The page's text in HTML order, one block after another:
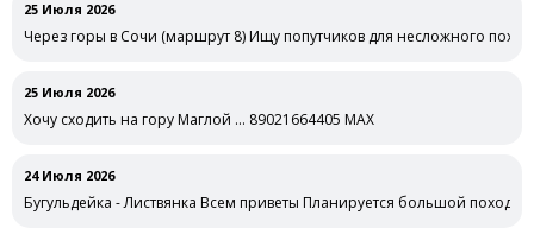
25 Июля 2026
Через горы в Сочи (маршрут 8) Ищу попутчиков для несложного
25 Июля 2026
Хочу сходить на гору Маглой … 89021664405 MAX
24 Июля 2026
Бугульдейка - Листвянка Всем приветы Планируется большой поход